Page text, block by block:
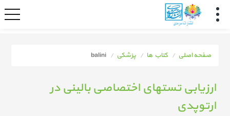
صفحه اصلی کتاب ها پزشکی balini
ارزيابی تستهای اختصاصی بالينی در
ارتوپدی